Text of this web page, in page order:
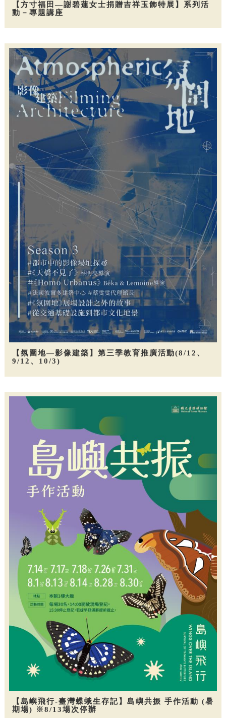
【方寸福田—謝碧蓮女士捐贈吉祥玉飾特展】系列活
動－專題講座
【氛圍地—影像建築】第三季教育推廣活動(8/12、
9/12、10/3)
【島嶼飛行-臺灣蝶蛾生存記】島嶼共振 手作活動 (暑
期場) ※8/13場次停辦